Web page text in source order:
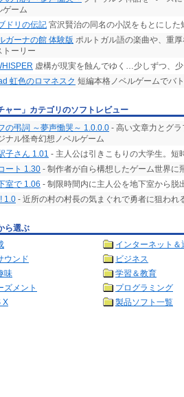
ゲーム
ドリの伝記 宮沢賢治の同名の小説をもとにした
ガーナの館 体験版 ポルトガル語の楽曲や、重
トーリー
虚構が現実を蝕んでゆく…少しずつ、少
虹色のロマネスク 短編本格ノベルゲームでバ
ャー」カテゴリのソフトレビュー
の弔詞 ～夢声慟哭～ 1.0.0.0 - 高い文章力とグ
ナル怪奇幻想ノベルゲーム
子さん 1.01 - 主人公は引きこもりの大学生。短
ート 1.30 - 制作者が自ら構想したゲーム世界に
室で 1.06 - 制限時間内に主人公を地下室から脱
1.0 - 近所の村の村長の気まぐれで勇者に狙わ
ら選ぶ
インターネット＆
ウンド
ビジネス
味
学習＆教育
ズメント
プログラミング
X
製品ソフト一覧